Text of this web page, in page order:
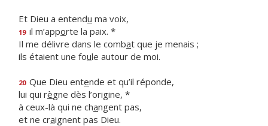
Et Dieu a entendu ma voix,
19 il m’apporte la paix. *
Il me délivre dans le combat que je menais ;
ils étaient une foule autour de moi.
20 Que Dieu entende et qu’il réponde,
lui qui règne dès l’origine, *
à ceux-là qui ne changent pas,
et ne craignent pas Dieu.